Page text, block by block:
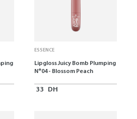
ESSENCE
Lipgloss Juicy Bomb Plumping
N°04 - Blossom Peach
33 DH